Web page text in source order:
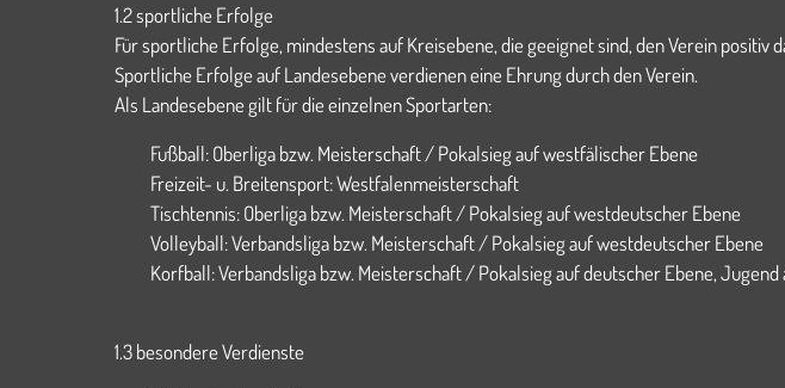
1.2 sportliche Erfolge
Für sportliche Erfolge, mindestens auf Kreisebene, die geeignet sind, den Verein
Sportliche Erfolge auf Landesebene verdienen eine Ehrung durch den Verein.
Als Landesebene gilt für die einzelnen Sportarten:
Fußball: Oberliga bzw. Meisterschaft / Pokalsieg auf westfälischer Ebene
Freizeit- u. Breitensport: Westfalenmeisterschaft
Tischtennis: Oberliga bzw. Meisterschaft / Pokalsieg auf westdeutscher Ebene
Volleyball: Verbandsliga bzw. Meisterschaft / Pokalsieg auf westdeutscher Ebene
Korfball: Verbandsliga bzw. Meisterschaft / Pokalsieg auf deutscher Ebene,
1.3 besondere Verdienste